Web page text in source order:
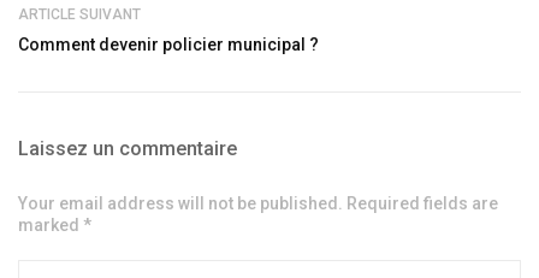
ARTICLE SUIVANT
Comment devenir policier municipal ?
Laissez un commentaire
Your email address will not be published. Required fields are
marked *